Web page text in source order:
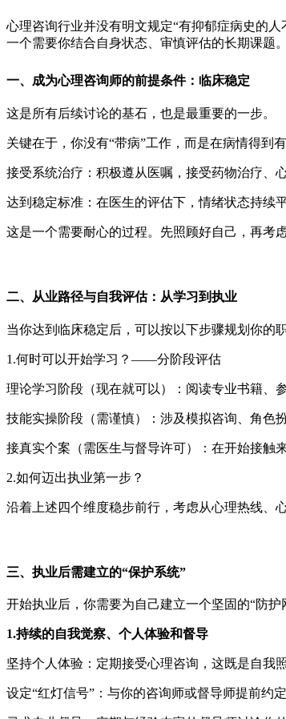
心理咨询行业并没有明文规定“有抑郁症病史的
一个需要你结合自身状态、审慎评估的长期课题。
一、成为心理咨询师的前提条件：临床稳定
这是所有后续讨论的基石，也是最重要的一步。
关键在于，你没有“带病”工作，而是在病情得到
接受系统治疗：积极遵从医嘱，接受药物治疗、
达到稳定标准：在医生的评估下，情绪状态持续
这是一个需要耐心的过程。先照顾好自己，再考
二、从业路径与自我评估：从学习到执业
当你达到临床稳定后，可以按以下步骤规划你的
1.何时可以开始学习？——分阶段评估
理论学习阶段（现在就可以）：阅读专业书籍、
技能实操阶段（需谨慎）：涉及模拟咨询、角色
接真实个案（需医生与督导许可）：在开始接触
2.如何迈出执业第一步？
沿着上述四个维度稳步前行，考虑从心理热线、
三、执业后需建立的“保护系统”
开始执业后，你需要为自己建立一个坚固的“防护
1.持续的自我觉察、 个人体验和督导
坚持个人体验：定期接受心理咨询，这既是自我
设定“红灯信号”：与你的咨询师或督导师提前约